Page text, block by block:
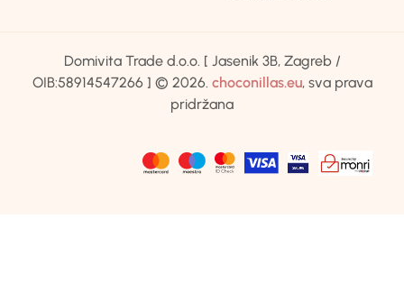
Domivita Trade d.o.o. [ Jasenik 3B, Zagreb /
OIB:58914547266 ] © 2026. choconillas.eu, sva prava
pridržana